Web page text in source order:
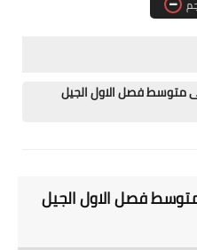
مسابقة الشبه الطبي 2021
متوسط فصل الاول الجيل
متوسط فصل الاول الجيل